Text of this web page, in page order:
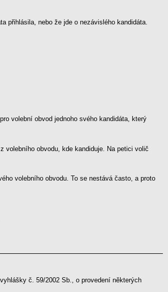
přihlásila, nebo že jde o nezávislého kandidáta.
volební obvod jednoho svého kandidáta, který
z volebního obvodu, kde kandiduje. Na petici volič
volebního obvodu. To se nestává často, a proto
č. 59/2002 Sb., o provedení některých